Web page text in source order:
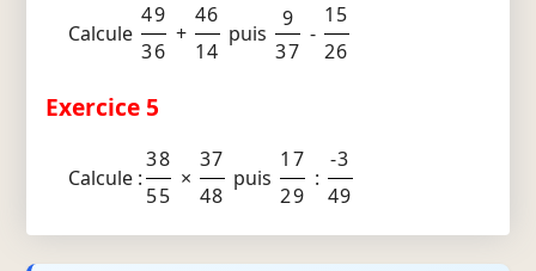
Calcule
49
36
+
46
14
puis
9
37
-
15
26
Exercice 5
Calcule :
38
55
×
37
48
puis
17
29
:
-3
49